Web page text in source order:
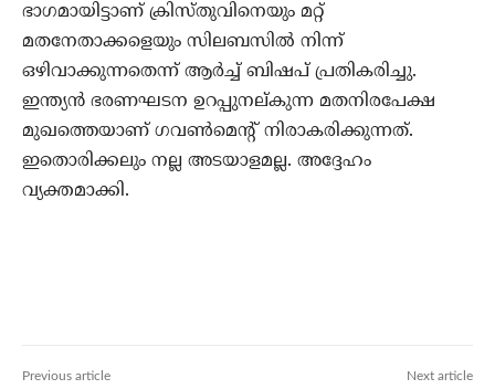
ഭാഗമായിട്ടാണ് ക്രിസ്തുവിനെയും മറ്റ്
മതനേതാക്കളെയും സിലബസില്‍ നിന്ന്
ഒഴിവാക്കുന്നതെന്ന് ആര്‍ച്ച് ബിഷപ് പ്രതികരിച്ചു.
ഇന്ത്യന്‍ ഭരണഘടന ഉറപ്പുനല്കുന്ന മതനിരപേക്ഷ
മുഖത്തെയാണ് ഗവണ്‍മെന്റ് നിരാകരിക്കുന്നത്.
ഇതൊരിക്കലും നല്ല അടയാളമല്ല. അദ്ദേഹം
വ്യക്തമാക്കി.
Previous article Next article